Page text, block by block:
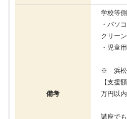
備考
学校等
・パソ
クリー
・児童
※ 浜松
【支援
万円以内
◎範
講座で